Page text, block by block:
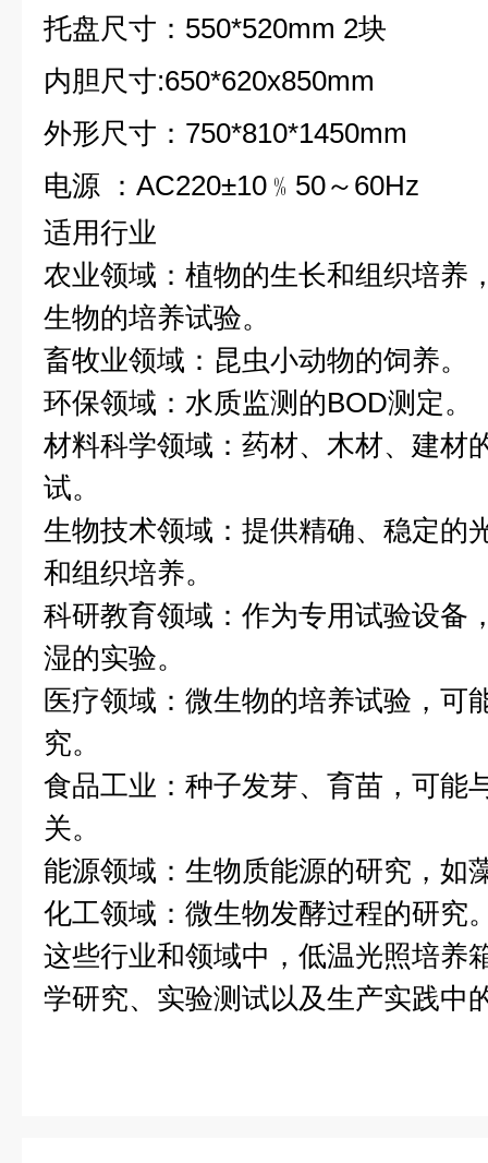
托盘尺寸：550*520mm 2块
内胆尺寸:650*620x850mm
外形尺寸：750*810*1450mm
电源 ：AC220±10﹪50～60Hz
适用行业
农业领域：植物的生长和组织培养
生物的培养试验。
畜牧业领域：昆虫小动物的饲养。
环保领域：水质监测的BOD测定。
材料科学领域：药材、木材、建材
试。
生物技术领域：提供精确、稳定的
和组织培养。
科研教育领域：作为专用试验设备
湿的实验。
医疗领域：微生物的培养试验，可
究。
食品工业：种子发芽、育苗，可能
关。
能源领域：生物质能源的研究，如
化工领域：微生物发酵过程的研究
这些行业和领域中，低温光照培养
学研究、实验测试以及生产实践中